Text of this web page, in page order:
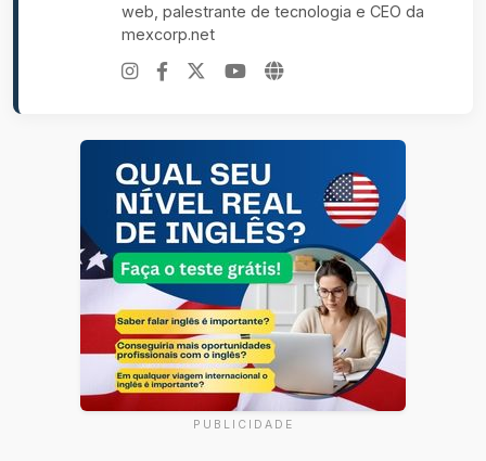
web, palestrante de tecnologia e CEO da
mexcorp.net
PUBLICIDADE